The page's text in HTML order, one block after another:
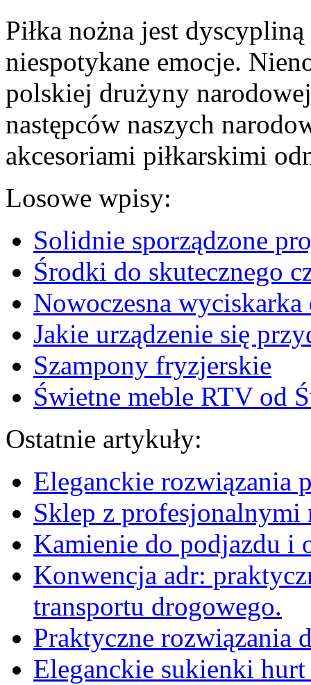
Piłka nożna jest
niespotykane emocje.
polskiej drużyny
następców naszych
akcesoriami piłkarskimi
Losowe wpisy:
Solidnie sporządzone
Środki do skutecznego
Nowoczesna
Jakie urządzenie się
Szampony fryzjerskie
Świetne meble RTV od
Ostatnie artykuły:
Eleganckie rozwiązania
Sklep z profesjonalnymi
Kamienie do podjazdu i
Konwencja adr:
transportu drogowego.
Praktyczne rozwiązania
Eleganckie sukienki